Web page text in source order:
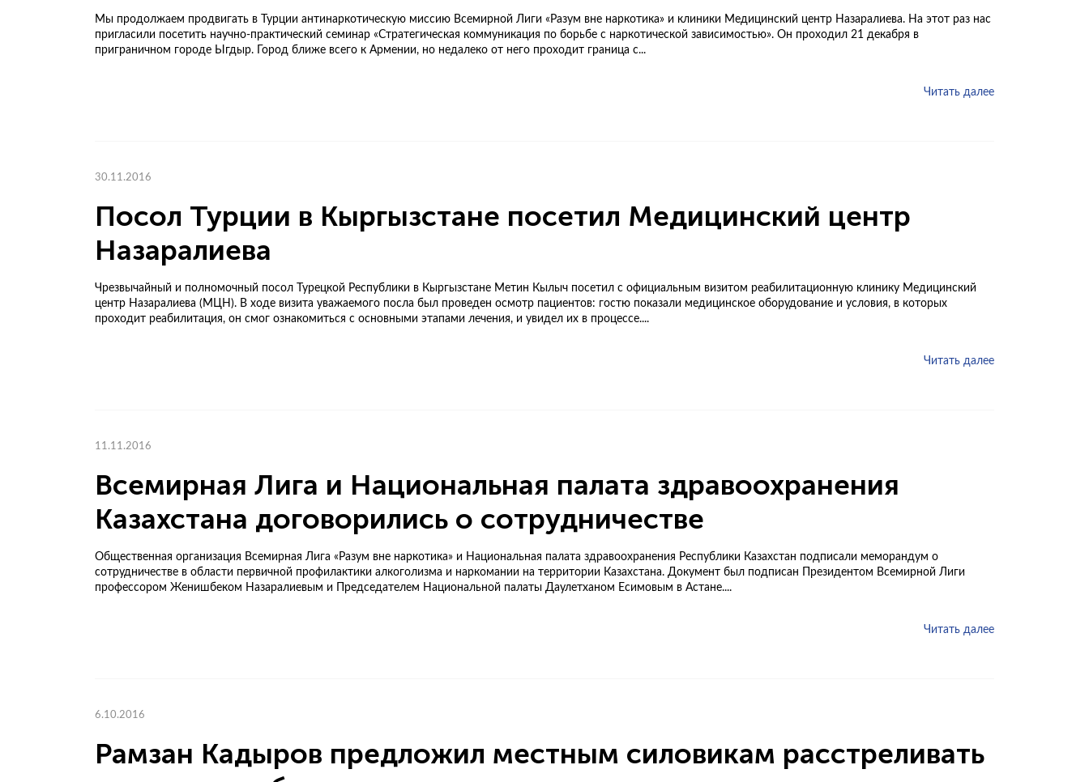
Мы продолжаем продвигать в Турции антинаркотическую миссию Всемирной Лиги «Разум вне наркотика» и клиники Медицинский центр Назаралиева. На этот раз нас
пригласили посетить научно-практический семинар «Стратегическая коммуникация по борьбе с наркотической зависимостью». Он проходил 21 декабря в
приграничном городе Ыгдыр. Город ближе всего к Армении, но недалеко от него проходит граница с...
Читать далее
30.11.2016
Посол Турции в Кыргызстане посетил Медицинский центр
Назаралиева
Чрезвычайный и полномочный посол Турецкой Республики в Кыргызстане Метин Кылыч посетил с официальным визитом реабилитационную клинику Медицинский
центр Назаралиева (МЦН). В ходе визита уважаемого посла был проведен осмотр пациентов: гостю показали медицинское оборудование и условия, в которых
проходит реабилитация, он смог ознакомиться с основными этапами лечения, и увидел их в процессе....
Читать далее
11.11.2016
Всемирная Лига и Национальная палата здравоохранения
Казахстана договорились о сотрудничестве
Общественная организация Всемирная Лига «Разум вне наркотика» и Национальная палата здравоохранения Республики Казахстан подписали меморандум о
сотрудничестве в области первичной профилактики алкоголизма и наркомании на территории Казахстана. Документ был подписан Президентом Всемирной Лиги
профессором Женишбеком Назаралиевым и Председателем Национальной палаты Даулетханом Есимовым в Астане....
Читать далее
6.10.2016
Рамзан Кадыров предложил местным силовикам расстреливать